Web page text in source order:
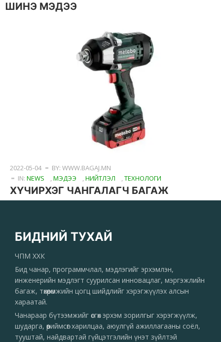
ШИНЭ МЭДЭЭ
2022-05-04
BY: WWW.BAGAJ.MN
IN: NEWS ,МЭДЭЭ ,НИЙТЛЭЛ ,ТЕХНОЛОГИ
ХҮЧИРХЭГ ЧАНГАЛАГЧ БАГАЖ
БИДНИЙ ТУХАЙ
ЧПМ ХХК
Бид чанар, программчлал, мэдлэгийг эрхэмлэн,
инженерийн мэдлэгт суурилсан инновацлаг, мэргэжлийн
багаж, төхөөрөмжийн цогц шийдлийг хэрэгжүүлэх алсын
хараатай.
Чанараар бүтээмжийг өсгөх эрхэм зорилгыг хэрэгжүүлж,
шударга, өөриймсөг харилцаа, аюулгүй ажиллагааны соёл,
тууштай, найдвартай гүйцэтгэлийн үнэт зүйлтэй